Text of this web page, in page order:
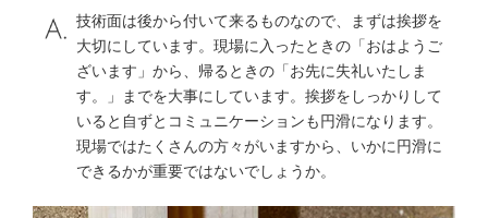
技術面は後から付いて来るものなので、まずは挨拶を
大切にしています。現場に入ったときの「おはようご
ざいます」から、帰るときの「お先に失礼いたしま
す。」までを大事にしています。挨拶をしっかりして
いると自ずとコミュニケーションも円滑になります。
現場ではたくさんの方々がいますから、いかに円滑に
できるかが重要ではないでしょうか。